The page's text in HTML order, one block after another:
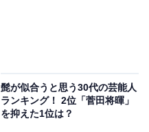
髭が似合うと思う30代の芸能人
ランキング！ 2位「菅田将暉」
を抑えた1位は？